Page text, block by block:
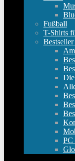
Fußball
T-Shirts
PC